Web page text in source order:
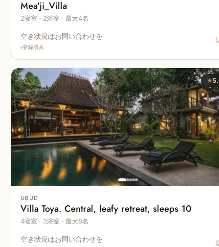
Mea'ji_Villa
2寝室 · 2浴室 · 最大4名
空き状況はお問い合わせを
登録済み
★
UBUD
Villa Toya. Central, leafy retreat, sleeps 10
4寝室 · 3浴室 · 最大8名
空き状況はお問い合わせを